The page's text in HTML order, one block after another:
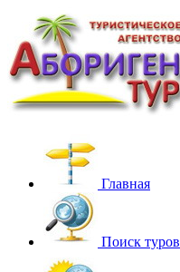
Главная
Поиск туров